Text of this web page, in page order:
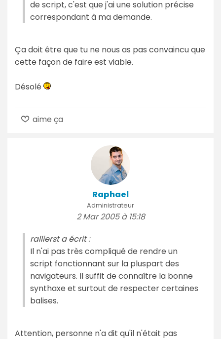
de script, c'est que j'ai une solution précise
correspondant à ma demande.
Ça doit être que tu ne nous as pas convaincu que
cette façon de faire est viable.
Désolé
aime ça
Raphael
Administrateur
2 Mar 2005 à 15:18
rallierst a écrit :
Il n'ai pas très compliqué de rendre un
script fonctionnant sur la pluspart des
navigateurs. Il suffit de connaître la bonne
synthaxe et surtout de respecter certaines
balises.
Attention, personne n'a dit qu'il n'était pas